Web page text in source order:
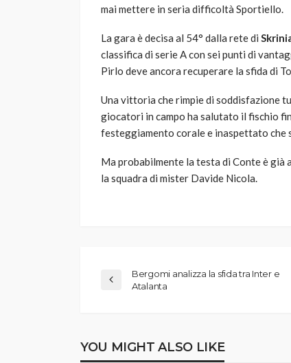
mai mettere in seria difficoltà Sportiello.
La gara è decisa al 54° dalla rete di
classifica di serie A con sei punti di
Pirlo deve ancora recuperare la sfida di
Una vittoria che rimpie di soddisfazione
giocatori in campo ha salutato il fischio
festeggiamento corale e inaspettato
Ma probabilmente la testa di Conte è già
la squadra di mister Davide Nicola.
Bergomi analizza la sfida tra Inter e
Atalanta
YOU MIGHT ALSO LIKE